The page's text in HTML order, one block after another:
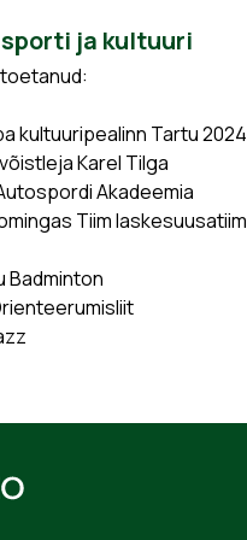
ja kultuuri
kultuuripealinn Tartu 2024
Karel Tilga
Akadeemia
Tiim laskesuusatiim
Badminton